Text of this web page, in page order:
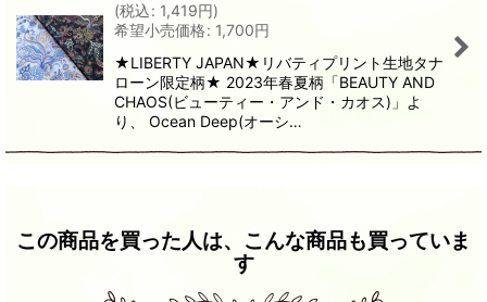
(税込: 1,419円)
希望小売価格: 1,700円
★LIBERTY JAPAN★リバティプリント生地タナ
ローン限定柄★ 2023年春夏柄「BEAUTY AND
CHAOS(ビューティー・アンド・カオス)」よ
り、 Ocean Deep(オーシ…
この商品を買った人は、こんな商品も買っていま
す